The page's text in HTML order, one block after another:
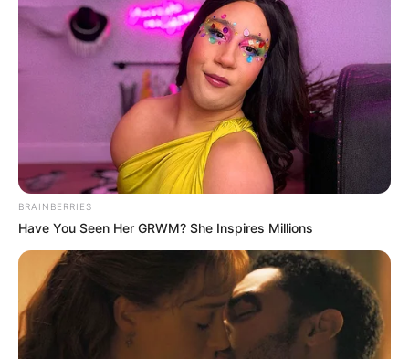
BRAINBERRIES
Have You Seen Her GRWM? She Inspires Millions